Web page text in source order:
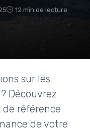
12 min de lecture
sur les
Découvrez
référence
de votre